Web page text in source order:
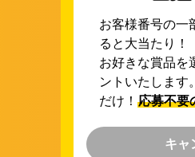
お客様番号の一
ると大当たり！
お好きな賞品を
ントいたします
だけ！ 応募不要
キャ